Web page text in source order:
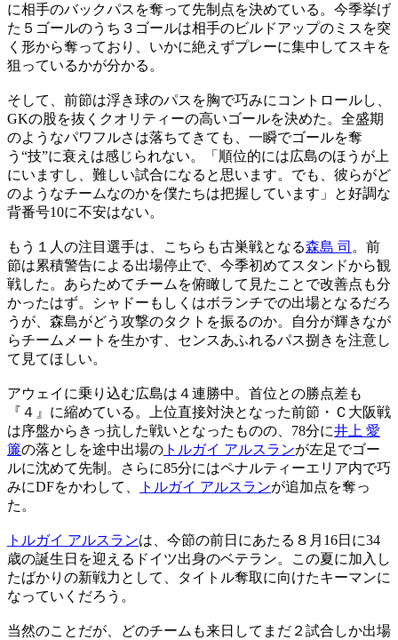
に相手のバックパスを奪って先制点を決めている。今季挙げ
た５ゴールのうち３ゴールは相手のビルドアップのミスを突
く形から奪っており、いかに絶えずプレーに集中してスキを
狙っているかが分かる。
そして、前節は浮き球のパスを胸で巧みにコントロールし、
GKの股を抜くクオリティーの高いゴールを決めた。全盛期
のようなパワフルさは落ちてきても、一瞬でゴールを奪
う“技”に衰えは感じられない。「順位的には広島のほうが上
にいますし、難しい試合になると思います。でも、彼らがど
のようなチームなのかを僕たちは把握しています」と好調な
背番号10に不安はない。
もう１人の注目選手は、こちらも古巣戦となる森島 司 。前
節は累積警告による出場停止で、今季初めてスタンドから観
戦した。あらためてチームを俯瞰して見たことで改善点も分
かったはず。シャドーもしくはボランチでの出場となるだろ
うが、森島がどう攻撃のタクトを振るのか。自分が輝きなが
らチームメートを生かす、センスあふれるパス捌きを注意し
て見てほしい。
アウェイに乗り込む広島は４連勝中。首位との勝点差も
『４』に縮めている。上位直接対決となった前節・Ｃ大阪戦
は序盤からきっ抗した戦いとなったものの、78分に井上 愛
簾の落としを途中出場の トルガイ アルスランが左足でゴー
ルに沈めて先制。さらに85分にはペナルティーエリア内で巧
みにDFをかわして、
トルガイ アルスランが追加点を奪っ
た。
トルガイ アルスランは、今節の前日にあたる８月16日に34
歳の誕生日を迎えるドイツ出身のベテラン。この夏に加入し
たばかりの新戦力として、タイトル奪取に向けたキーマンに
なっていくだろう。
当然のことだが、どのチームも来日してまだ２試合しか出場